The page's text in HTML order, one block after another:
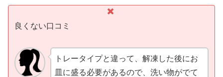
良くない口コミ
トレータイプと違って、解凍した後にお
皿に盛る必要があるので、洗い物がでて